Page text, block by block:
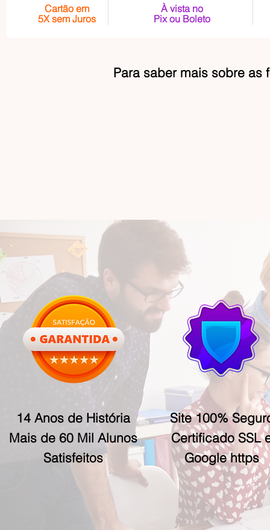
Cartão em
5X sem Juros
À vista no
Pix ou Boleto
Para saber mais sobre
14 Anos de História
Mais de 60 Mil Alunos
Satisfeitos
Site 100%
Certificado SSL
Google https